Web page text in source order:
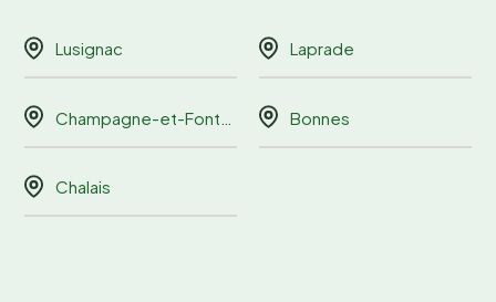
Lusignac Laprade
Champagne-et-Fontaine Bonnes
Chalais